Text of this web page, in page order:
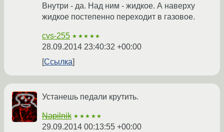
Внутри - да. Над ним - жидкое. А наверху
жидкое постепенно переходит в газовое.
cvs-255 ★★★★★
28.09.2014 23:40:32 +00:00
Ссылка
Устанешь педали крутить.
Napilnik ★★★★★
29.09.2014 00:13:55 +00:00